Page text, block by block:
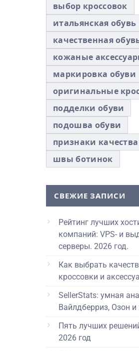
выбор кроссовок
итальянская обувь
качественная
кожаные
маркировка обуви
оригинальные
подделки обуви
подошва обуви
признаки качества
швы ботинок
СВЕЖИЕ ЗАПИСИ
Рейтинг лучших
компаний: VPS- и
серверы. 2026 год.
Как выбрать
кроссовки и
SellerStats: умная
Вайлдберриз, Озон
Пять лучших
2026 год